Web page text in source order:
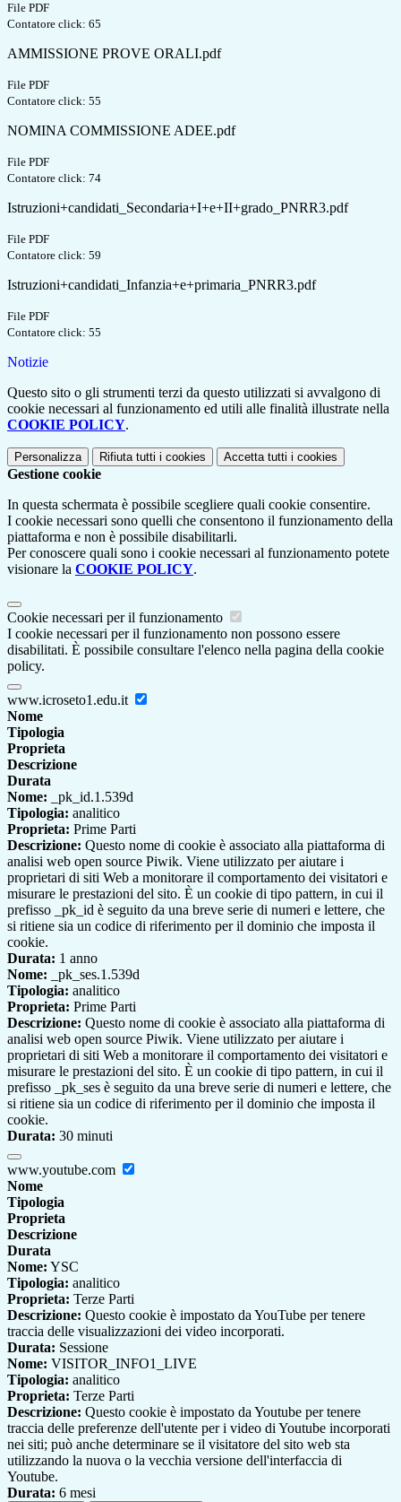
File PDF
Contatore click: 65
AMMISSIONE PROVE ORALI.pdf
File PDF
Contatore click: 55
NOMINA COMMISSIONE ADEE.pdf
File PDF
Contatore click: 74
Istruzioni+candidati_Secondaria+I+e+II+grado_PNRR3.pdf
File PDF
Contatore click: 59
Istruzioni+candidati_Infanzia+e+primaria_PNRR3.pdf
File PDF
Contatore click: 55
Notizie
Questo sito o gli strumenti terzi da questo utilizzati si avvalgono di
cookie necessari al funzionamento ed utili alle finalità illustrate nella
COOKIE POLICY.
Personalizza Rifiuta tutti i cookies Accetta tutti i cookies
Gestione cookie
In questa schermata è possibile scegliere quali cookie consentire.
I cookie necessari sono quelli che consentono il funzionamento della
piattaforma e non è possibile disabilitarli.
Per conoscere quali sono i cookie necessari al funzionamento potete
visionare la COOKIE POLICY.
Cookie necessari per il funzionamento
I cookie necessari per il funzionamento non possono essere
disabilitati. È possibile consultare l'elenco nella pagina della cookie
policy.
www.icroseto1.edu.it
Nome
Tipologia
Proprieta
Descrizione
Durata
Nome: _pk_id.1.539d
Tipologia: analitico
Proprieta: Prime Parti
Descrizione: Questo nome di cookie è associato alla piattaforma di
analisi web open source Piwik. Viene utilizzato per aiutare i
proprietari di siti Web a monitorare il comportamento dei visitatori e
misurare le prestazioni del sito. È un cookie di tipo pattern, in cui il
prefisso _pk_id è seguito da una breve serie di numeri e lettere, che
si ritiene sia un codice di riferimento per il dominio che imposta il
cookie.
Durata: 1 anno
Nome: _pk_ses.1.539d
Tipologia: analitico
Proprieta: Prime Parti
Descrizione: Questo nome di cookie è associato alla piattaforma di
analisi web open source Piwik. Viene utilizzato per aiutare i
proprietari di siti Web a monitorare il comportamento dei visitatori e
misurare le prestazioni del sito. È un cookie di tipo pattern, in cui il
prefisso _pk_ses è seguito da una breve serie di numeri e lettere, che
si ritiene sia un codice di riferimento per il dominio che imposta il
cookie.
Durata: 30 minuti
www.youtube.com
Nome
Tipologia
Proprieta
Descrizione
Durata
Nome: YSC
Tipologia: analitico
Proprieta: Terze Parti
Descrizione: Questo cookie è impostato da YouTube per tenere
traccia delle visualizzazioni dei video incorporati.
Durata: Sessione
Nome: VISITOR_INFO1_LIVE
Tipologia: analitico
Proprieta: Terze Parti
Descrizione: Questo cookie è impostato da Youtube per tenere
traccia delle preferenze dell'utente per i video di Youtube incorporati
nei siti; può anche determinare se il visitatore del sito web sta
utilizzando la nuova o la vecchia versione dell'interfaccia di
Youtube.
Durata: 6 mesi